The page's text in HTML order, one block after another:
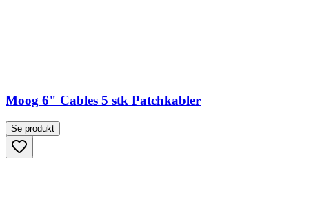
Moog 6" Cables 5 stk Patchkabler
Se produkt